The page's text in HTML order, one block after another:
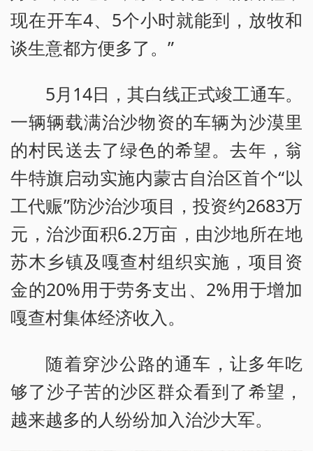
现在开车4、5个小时就能到，放牧和
谈生意都方便多了。”
5月14日，其白线正式竣工通车。
一辆辆载满治沙物资的车辆为沙漠里
的村民送去了绿色的希望。去年，翁
牛特旗启动实施内蒙古自治区首个“以
工代赈”防沙治沙项目，投资约2683万
元，治沙面积6.2万亩，由沙地所在地
苏木乡镇及嘎查村组织实施，项目资
金的20%用于劳务支出、2%用于增加
嘎查村集体经济收入。
随着穿沙公路的通车，让多年吃
够了沙子苦的沙区群众看到了希望，
越来越多的人纷纷加入治沙大军。